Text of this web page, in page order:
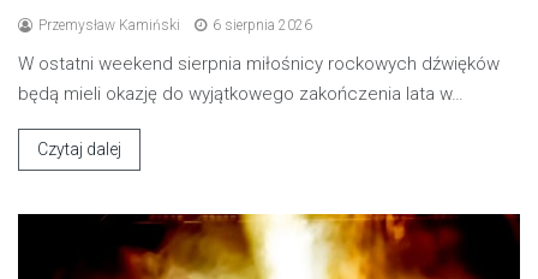
Przemysław Kamiński 6 sierpnia 2026
W ostatni weekend sierpnia miłośnicy rockowych dźwięków
będą mieli okazję do wyjątkowego zakończenia lata w…
Czytaj dalej